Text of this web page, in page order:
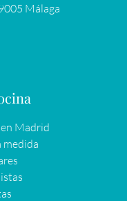
Málaga
Madrid
medida